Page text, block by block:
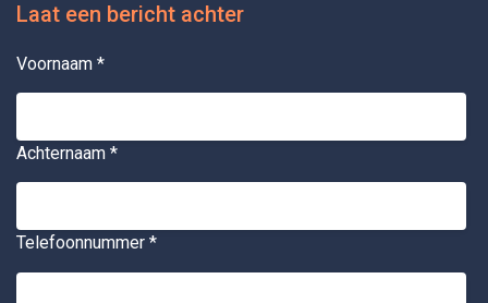
Laat een bericht achter
Voornaam *
Achternaam *
Telefoonnummer *